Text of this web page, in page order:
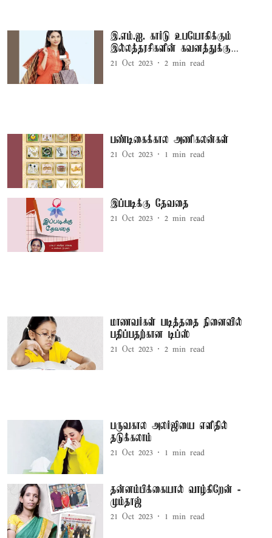
இ.எம்.ஐ. கார்டு உபயோகிக்கும்
இல்லத்தரசிகளின் கவனத்துக்கு…
21 Oct 2023 2 min read
பண்டிகைக்கால அணிகலன்கள்
21 Oct 2023 1 min read
இப்படிக்கு தேவதை
21 Oct 2023 2 min read
மாணவர்கள் படித்ததை நினைவில்
பதிப்பதற்கான டிப்ஸ்
21 Oct 2023 2 min read
பருவகால அலர்ஜியை எளிதில்
தடுக்கலாம்
21 Oct 2023 1 min read
தன்னம்பிக்கையால் வாழ்கிறேன் -
மும்தாஜ்
21 Oct 2023 1 min read